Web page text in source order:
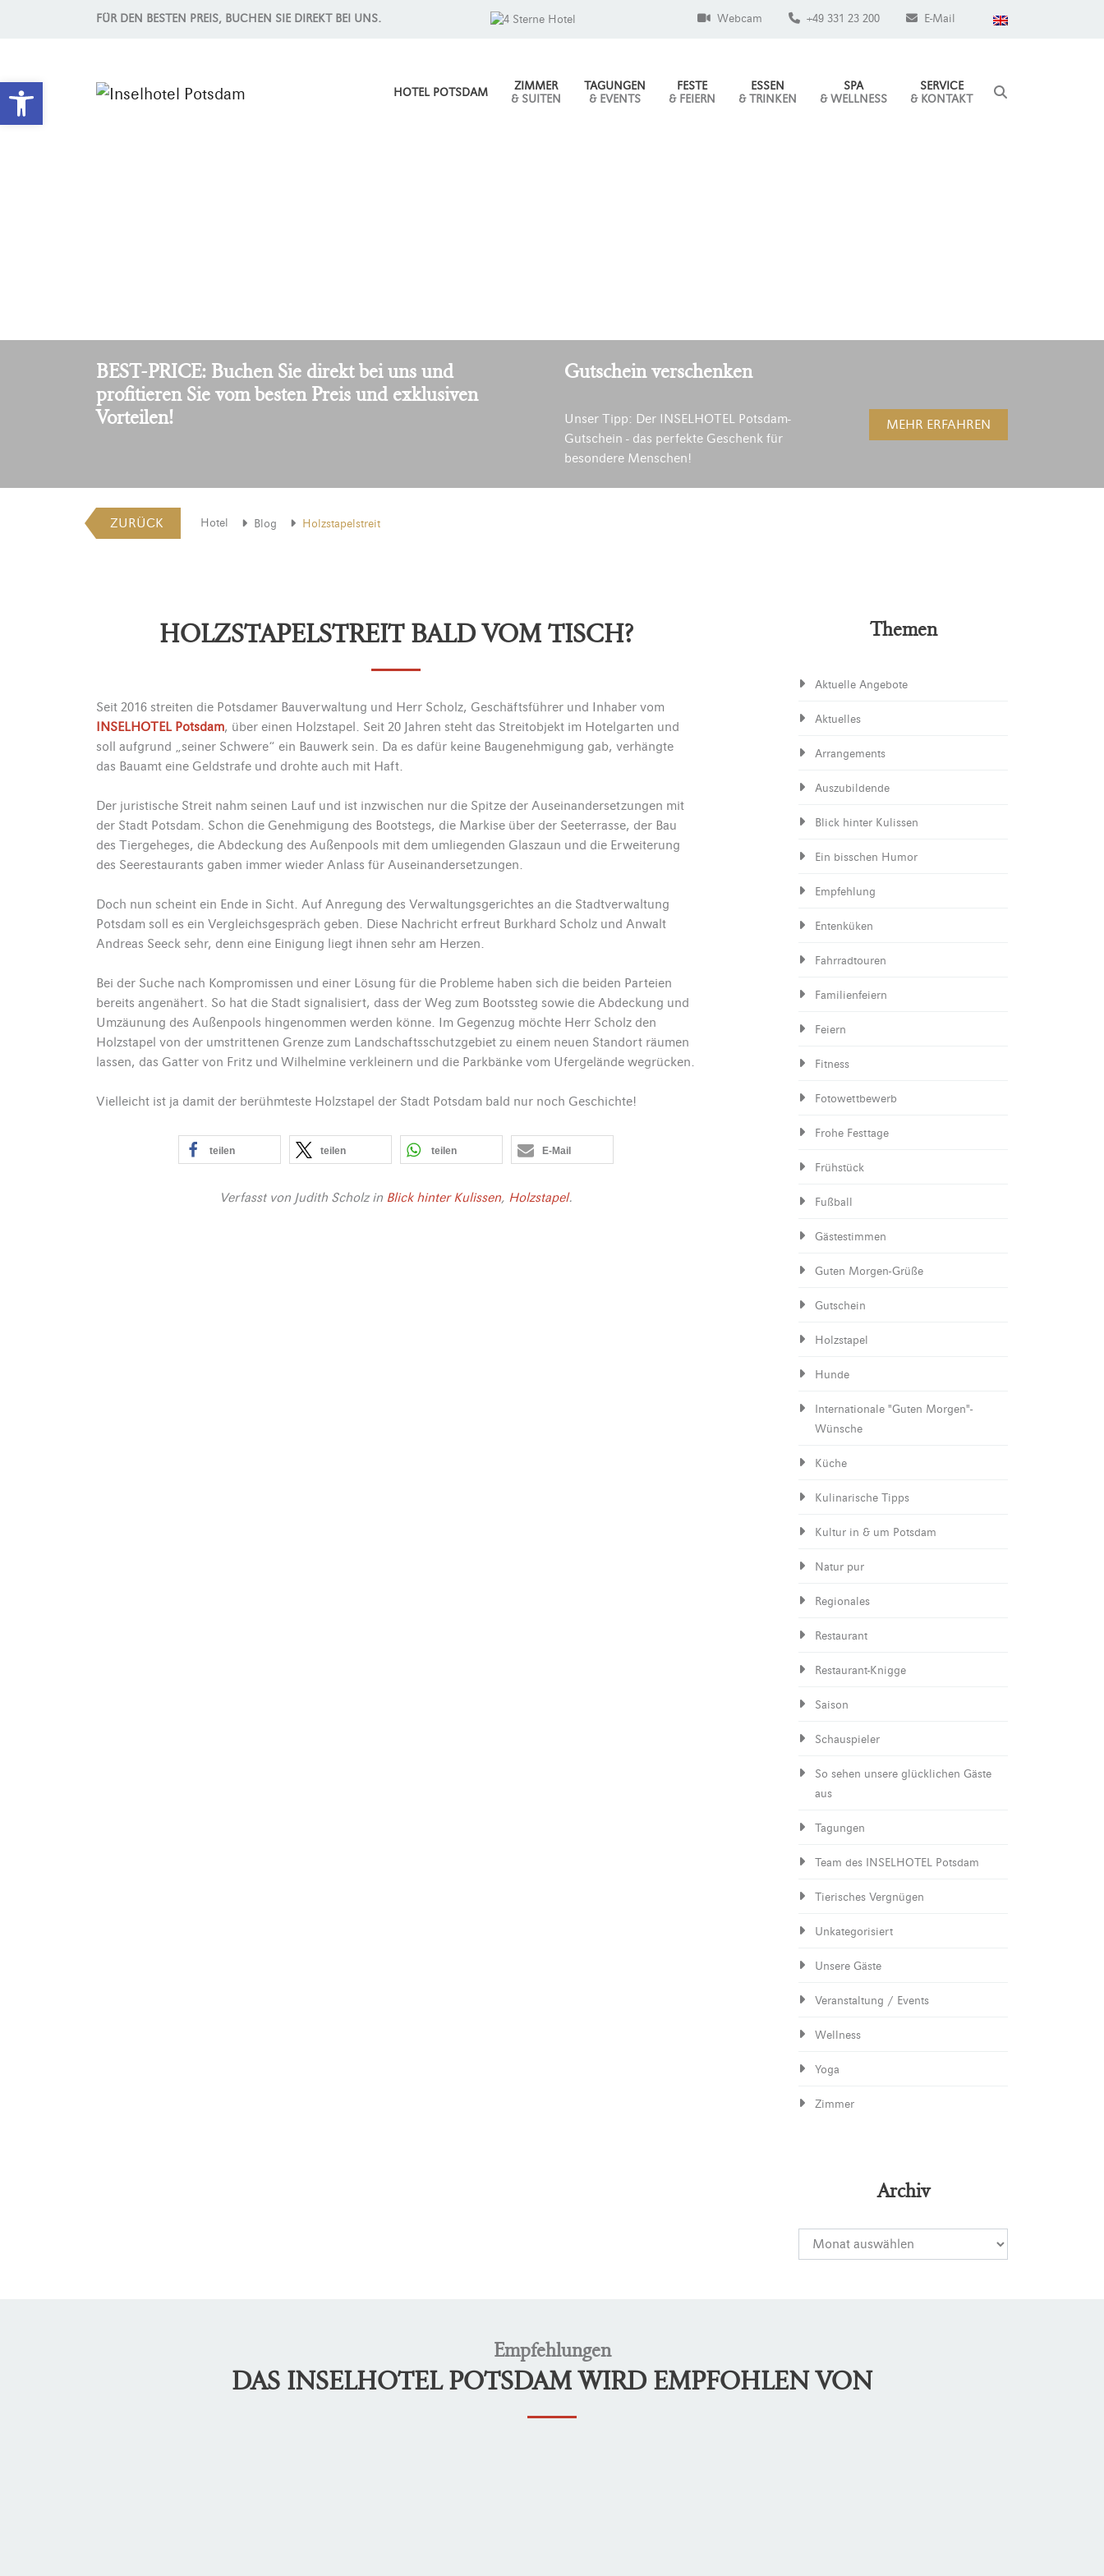
Werkzeugleiste öffnen
FÜR DEN BESTEN PREIS, BUCHEN SIE DIREKT BEI UNS. Webcam +49 331 23 200 E-Mail
HOTEL POTSDAM
ZIMMER
& SUITEN
TAGUNGEN
& EVENTS
FESTE
& FEIERN
ESSEN
& TRINKEN
SPA
& WELLNESS
SERVICE
& KONTAKT
BEST-PRICE: Buchen Sie direkt bei uns und
profitieren Sie vom besten Preis und exklusiven
Vorteilen!
Gutschein verschenken
Unser Tipp: Der INSELHOTEL Potsdam-
Gutschein - das perfekte Geschenk für
besondere Menschen!
MEHR ERFAHREN
ZURÜCK Hotel Blog Holzstapelstreit
HOLZSTAPELSTREIT BALD VOM TISCH?
Seit 2016 streiten die Potsdamer Bauverwaltung und Herr Scholz, Geschäftsführer und Inhaber vom
INSELHOTEL Potsdam, über einen Holzstapel. Seit 20 Jahren steht das Streitobjekt im Hotelgarten und
soll aufgrund „seiner Schwere“ ein Bauwerk sein. Da es dafür keine Baugenehmigung gab, verhängte
das Bauamt eine Geldstrafe und drohte auch mit Haft.
Der juristische Streit nahm seinen Lauf und ist inzwischen nur die Spitze der Auseinandersetzungen mit
der Stadt Potsdam. Schon die Genehmigung des Bootstegs, die Markise über der Seeterrasse, der Bau
des Tiergeheges, die Abdeckung des Außenpools mit dem umliegenden Glaszaun und die Erweiterung
des Seerestaurants gaben immer wieder Anlass für Auseinandersetzungen.
Doch nun scheint ein Ende in Sicht. Auf Anregung des Verwaltungsgerichtes an die Stadtverwaltung
Potsdam soll es ein Vergleichsgespräch geben. Diese Nachricht erfreut Burkhard Scholz und Anwalt
Andreas Seeck sehr, denn eine Einigung liegt ihnen sehr am Herzen.
Bei der Suche nach Kompromissen und einer Lösung für die Probleme haben sich die beiden Parteien
bereits angenähert. So hat die Stadt signalisiert, dass der Weg zum Bootssteg sowie die Abdeckung und
Umzäunung des Außenpools hingenommen werden könne. Im Gegenzug möchte Herr Scholz den
Holzstapel von der umstrittenen Grenze zum Landschaftsschutzgebiet zu einem neuen Standort räumen
lassen, das Gatter von Fritz und Wilhelmine verkleinern und die Parkbänke vom Ufergelände wegrücken.
Vielleicht ist ja damit der berühmteste Holzstapel der Stadt Potsdam bald nur noch Geschichte!
teilen teilen teilen E-Mail
Verfasst von Judith Scholzin Blick hinter Kulissen, Holzstapel.
Themen
Aktuelle Angebote
Aktuelles
Arrangements
Auszubildende
Blick hinter Kulissen
Ein bisschen Humor
Empfehlung
Entenküken
Fahrradtouren
Familienfeiern
Feiern
Fitness
Fotowettbewerb
Frohe Festtage
Frühstück
Fußball
Gästestimmen
Guten Morgen-Grüße
Gutschein
Holzstapel
Hunde
Internationale "Guten Morgen"-
Wünsche
Küche
Kulinarische Tipps
Kultur in & um Potsdam
Natur pur
Regionales
Restaurant
Restaurant-Knigge
Saison
Schauspieler
So sehen unsere glücklichen Gäste
aus
Tagungen
Team des INSELHOTEL Potsdam
Tierisches Vergnügen
Unkategorisiert
Unsere Gäste
Veranstaltung / Events
Wellness
Yoga
Zimmer
Archiv
Empfehlungen
DAS INSELHOTEL POTSDAM WIRD EMPFOHLEN VON